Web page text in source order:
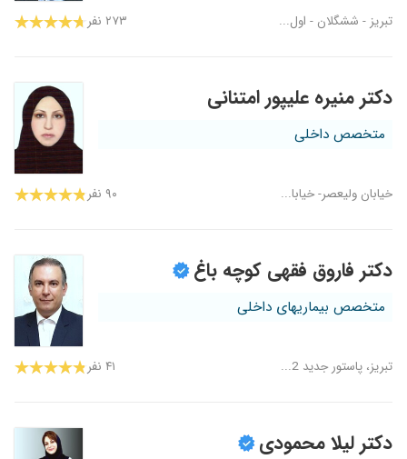
تبریز - ششگلان - اول... ۲۷۳ نفر
دکتر منیره علیپور امتنانی
متخصص داخلی
خیابان ولیعصر- خیابا... ۹۰ نفر
دکتر فاروق فقهی کوچه باغ
متخصص بیماریهای داخلی
تبریز، پاستور جدید 2... ۴۱ نفر
دکتر لیلا محمودی